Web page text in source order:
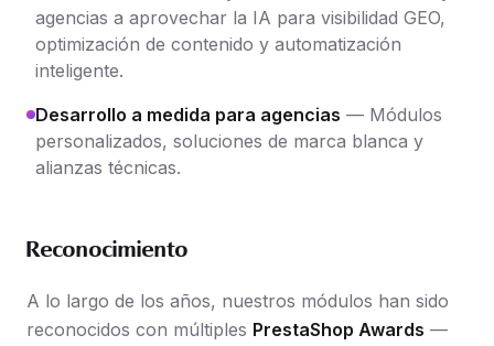
agencias a aprovechar la IA para visibilidad GEO,
optimización de contenido y automatización
inteligente.
Desarrollo a medida para agencias — Módulos
personalizados, soluciones de marca blanca y
alianzas técnicas.
Reconocimiento
A lo largo de los años, nuestros módulos han sido
reconocidos con múltiples PrestaShop Awards —